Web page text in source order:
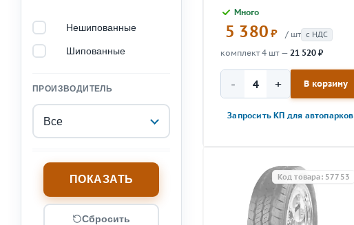
Много
5 380 ₽ / шт с НДС
комплект 4 шт — 21 520 ₽
- + В корзину
Запросить КП для автопарков
Код товара: 57753
Нешипованные
Шипованные
ПРОИЗВОДИТЕЛЬ
Все
Сбросить